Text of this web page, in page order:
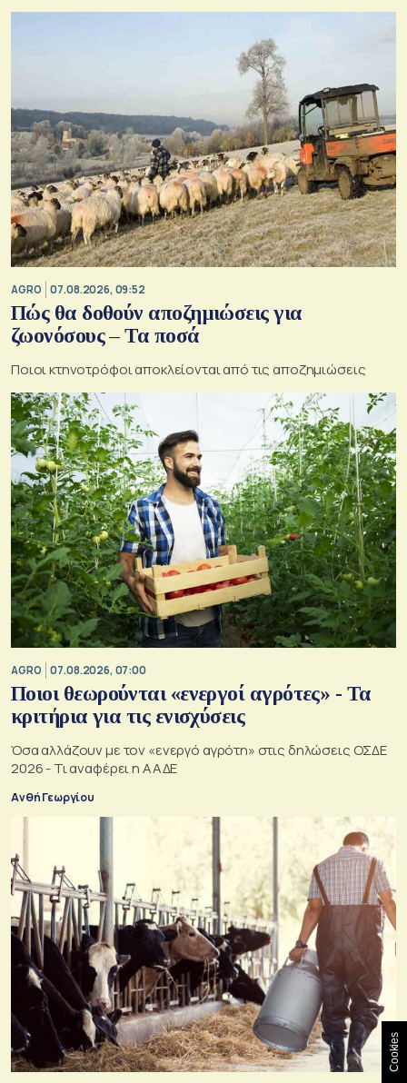
AGRO 07.08.2026, 09:52
Πώς θα δοθούν αποζημιώσεις για
ζωονόσους – Τα ποσά
Ποιοι κτηνοτρόφοι αποκλείονται από τις αποζημιώσεις
AGRO 07.08.2026, 07:00
Ποιοι θεωρούνται «ενεργοί αγρότες» - Τα
κριτήρια για τις ενισχύσεις
Όσα αλλάζουν με τον «ενεργό αγρότη» στις δηλώσεις ΟΣΔΕ
2026 - Τι αναφέρει η ΑΑΔΕ
Ανθή Γεωργίου
Cookies